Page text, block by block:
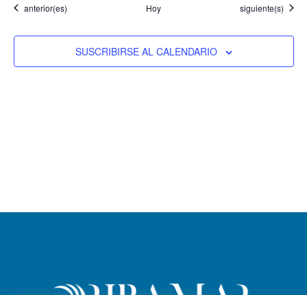
Eventos
anterior(es) Hoy Eventos
siguiente(s)
SUSCRIBIRSE AL CALENDARIO